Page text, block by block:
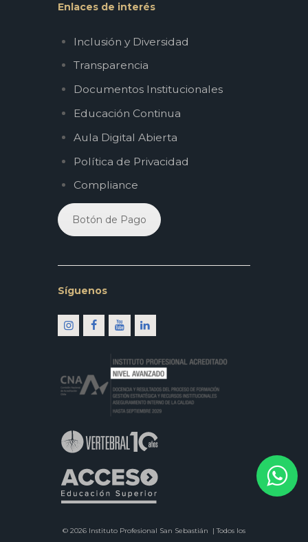
Enlaces de interés
Inclusión y Diversidad
Transparencia
Documentos Institucionales
Educación Continua
Aula Digital Abierta
Política de Privacidad
Compliance
Botón de Pago
Síguenos
© 2026 Instituto Profesional San Sebastián |Todos los